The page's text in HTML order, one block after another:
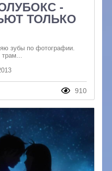
-
ТОЛЬКО
зубы по фотографии.
910